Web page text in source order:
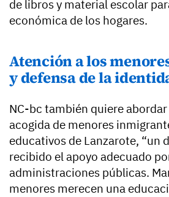
de libros y material escolar
económica de los hogares.
Atención a los
y defensa de la
NC-bc también quiere
acogida de menores
educativos de Lanzarote, “un
recibido el apoyo adecuado
administraciones públicas.
menores merecen una